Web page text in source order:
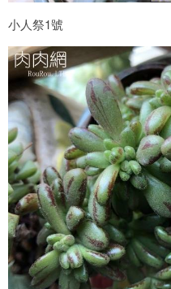
小人祭1號